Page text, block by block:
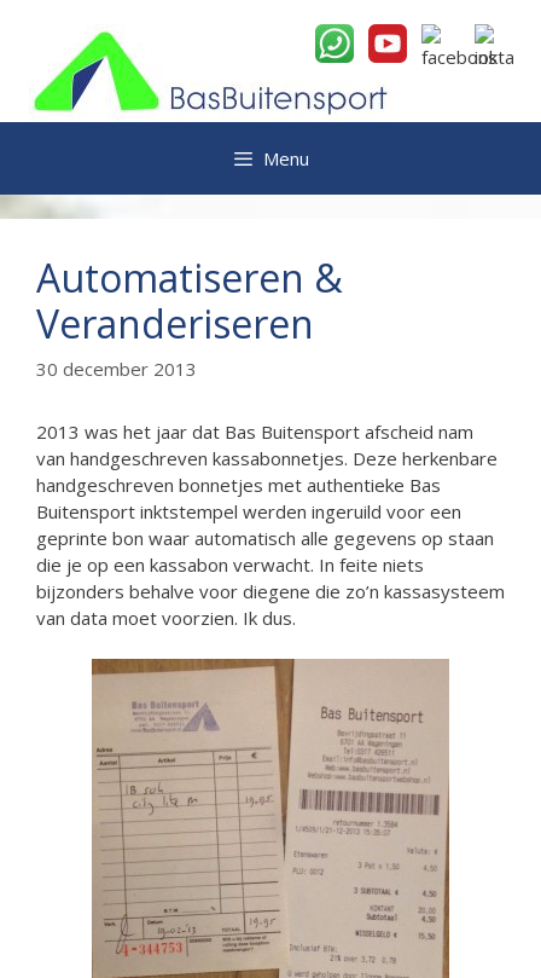
inhoud
Menu
Automatiseren &
Veranderiseren
30 december 2013
2013 was het jaar dat Bas Buitensport afscheid nam
van handgeschreven kassabonnetjes. Deze herkenbare
handgeschreven bonnetjes met authentieke Bas
Buitensport inktstempel werden ingeruild voor een
geprinte bon waar automatisch alle gegevens op staan
die je op een kassabon verwacht. In feite niets
bijzonders behalve voor diegene die zo’n kassasysteem
van data moet voorzien. Ik dus.